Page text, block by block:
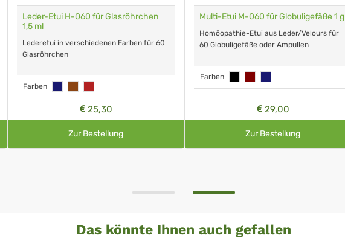
Leder-Etui H-060 für Glasröhrchen
1,5 ml
Lederetui in verschiedenen Farben für 60
Glasröhrchen
Farben
25,30
Zur Bestellung
Multi-Etui M-060 für Globuligefäße 1 g
Homöopathie-Etui aus Leder/Velours für
60 Globuligefäße oder Ampullen
Farben
29,00
Zur Bestellung
Das könnte Ihnen auch gefallen